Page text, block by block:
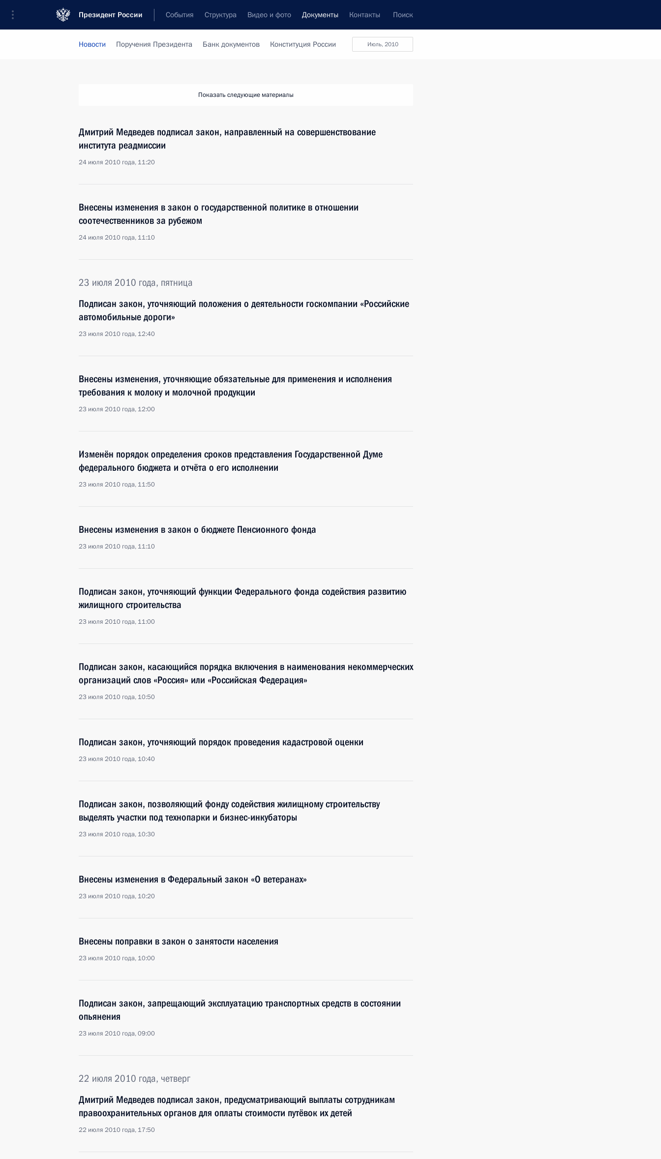
Президент России События Структура Видео и фото Документы Контакты Поиск
июль, 2010
Новости Поручения Президента Банк документов Конституция России
Показать следующие материалы
Дмитрий Медведев подписал закон, направленный на совершенствование
института реадмиссии
24 июля 2010 года, 11:20
Внесены изменения в закон о государственной политике в отношении
соотечественников за рубежом
24 июля 2010 года, 11:10
23 июля 2010 года, пятница
Подписан закон, уточняющий положения о деятельности госкомпании «Российские
автомобильные дороги»
23 июля 2010 года, 12:40
Внесены изменения, уточняющие обязательные для применения и исполнения
требования к молоку и молочной продукции
23 июля 2010 года, 12:00
Изменён порядок определения сроков представления Государственной Думе
федерального бюджета и отчёта о его исполнении
23 июля 2010 года, 11:50
Внесены изменения в закон о бюджете Пенсионного фонда
23 июля 2010 года, 11:10
Подписан закон, уточняющий функции Федерального фонда содействия развитию
жилищного строительства
23 июля 2010 года, 11:00
Подписан закон, касающийся порядка включения в наименования некоммерческих
организаций слов «Россия» или «Российская Федерация»
23 июля 2010 года, 10:50
Подписан закон, уточняющий порядок проведения кадастровой оценки
23 июля 2010 года, 10:40
Подписан закон, позволяющий фонду содействия жилищному строительству
выделять участки под технопарки и бизнес-инкубаторы
23 июля 2010 года, 10:30
Внесены изменения в Федеральный закон «О ветеранах»
23 июля 2010 года, 10:20
Внесены поправки в закон о занятости населения
23 июля 2010 года, 10:00
Подписан закон, запрещающий эксплуатацию транспортных средств в состоянии
опьянения
23 июля 2010 года, 09:00
22 июля 2010 года, четверг
Дмитрий Медведев подписал закон, предусматривающий выплаты сотрудникам
правоохранительных органов для оплаты стоимости путёвок их детей
22 июля 2010 года, 17:50